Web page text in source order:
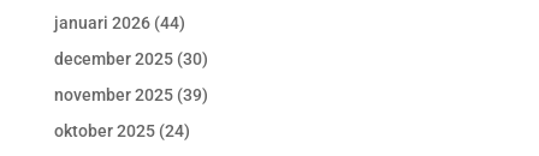
januari 2026(44)
december 2025(30)
november 2025(39)
oktober 2025(24)